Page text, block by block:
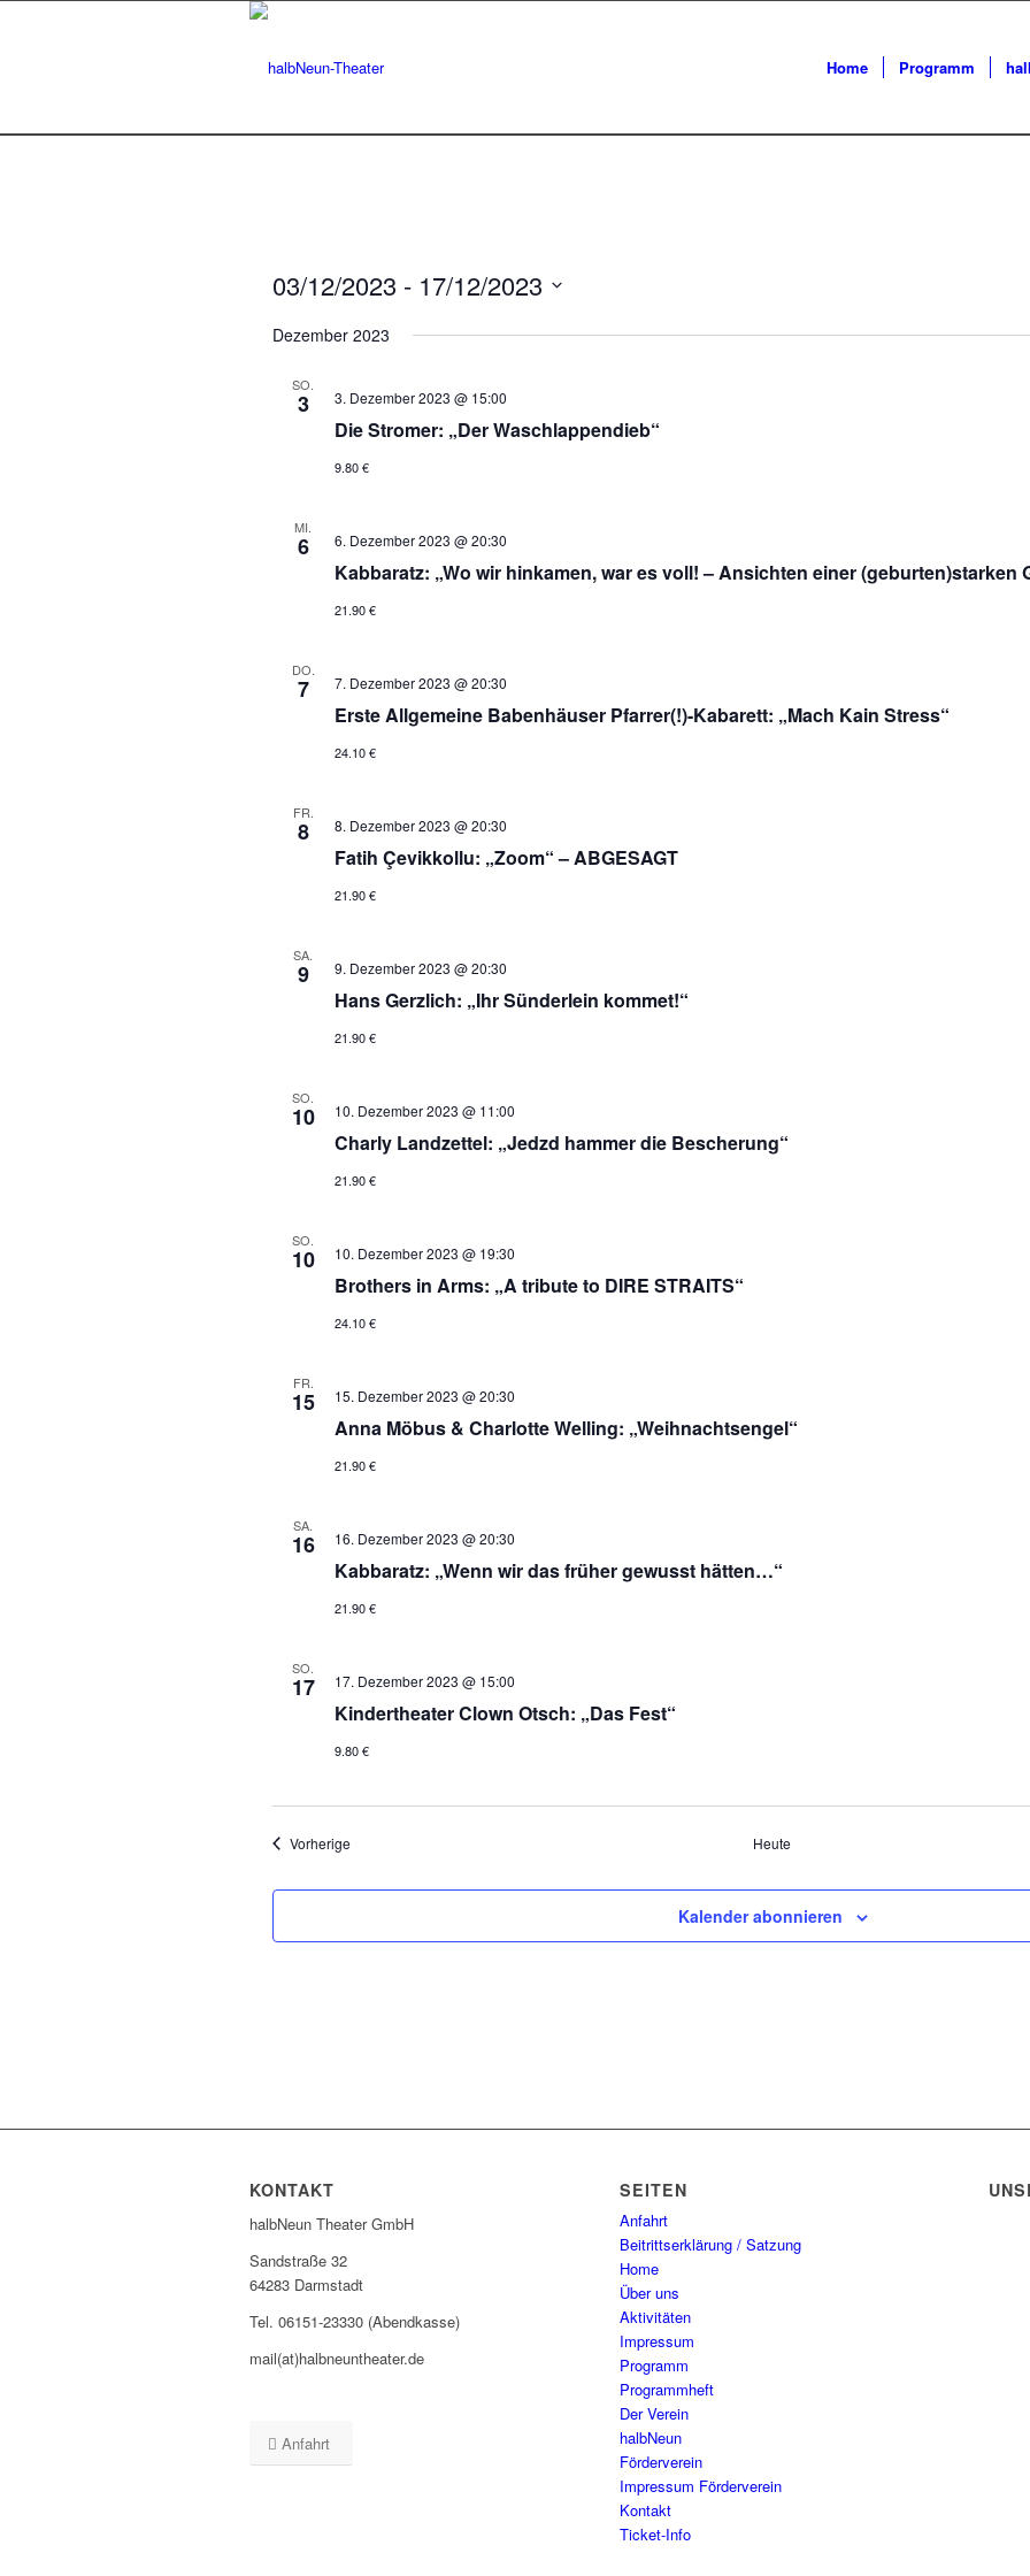
Home Programm
03/12/2023 - 17/12/2023
wählen.
Dezember 2023
SO.
3 3. Dezember 2023 @ 15:00
Die Stromer: „Der Waschlappendieb“
9.80 €
MI.
6 6. Dezember 2023 @ 20:30
Kabbaratz: „Wo wir hinkamen, war es voll! – Ansichten einer (geburten)starken
21.90 €
DO.
7 7. Dezember 2023 @ 20:30
Erste Allgemeine Babenhäuser Pfarrer(!)-Kabarett: „Mach Kain Stress“
24.10 €
FR.
8 8. Dezember 2023 @ 20:30
Fatih Çevikkollu: „Zoom“ – ABGESAGT
21.90 €
SA.
9 9. Dezember 2023 @ 20:30
Hans Gerzlich: „Ihr Sünderlein kommet!“
21.90 €
SO.
10 10. Dezember 2023 @ 11:00
Charly Landzettel: „Jedzd hammer die Bescherung“
21.90 €
SO.
10 10. Dezember 2023 @ 19:30
Brothers in Arms: „A tribute to DIRE STRAITS“
24.10 €
FR.
15 15. Dezember 2023 @ 20:30
Anna Möbus & Charlotte Welling: „Weihnachtsengel“
21.90 €
SA.
16 16. Dezember 2023 @ 20:30
Kabbaratz: „Wenn wir das früher gewusst hätten…“
21.90 €
SO.
17 17. Dezember 2023 @ 15:00
Kindertheater Clown Otsch: „Das Fest“
9.80 €
VorherigeVeranstaltungen Heute
Kalender abonnieren
KONTAKT
halbNeun Theater GmbH
Sandstraße 32
64283 Darmstadt
Tel. 06151-23330 (Abendkasse)
mail(at)halbneuntheater.de
Anfahrt
SEITEN
Anfahrt
Beitrittserklärung / Satzung
Home
Über uns
Aktivitäten
Impressum
Programm
Programmheft
Der Verein
halbNeun
Förderverein
Impressum Förderverein
Kontakt
Ticket-Info